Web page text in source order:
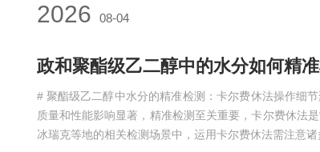
2026 08-04
# 聚酯级乙二醇中水分的精准检测：卡尔费休法操作细
质量和性能影响显著，精准检测至关重要，卡尔费休法
冰瑞克等地的相关检测场景中，运用卡尔费休法需注意诸